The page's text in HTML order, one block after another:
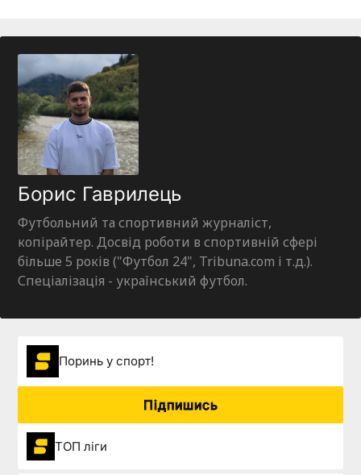
Борис Гаврилець
Футбольний та спортивний журналіст,
копірайтер. Досвід роботи в спортивній сфері
більше 5 років ("Футбол 24", Tribuna.com і т.д.).
Спеціалізація - український футбол.
Поринь у спорт!
Підпишись
ТОП ліги